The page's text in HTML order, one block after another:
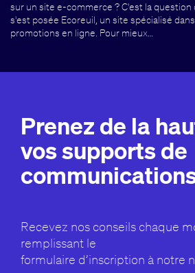
sur un site e-commerce ? C'est la question
s'est posée Ecoreuil, un site spécialisé
promotions en ligne. Pour mieux…
Prenez de la
vos supports de
Recevez nos conseils chaque
remplissant le
formulaire d’inscription à notre